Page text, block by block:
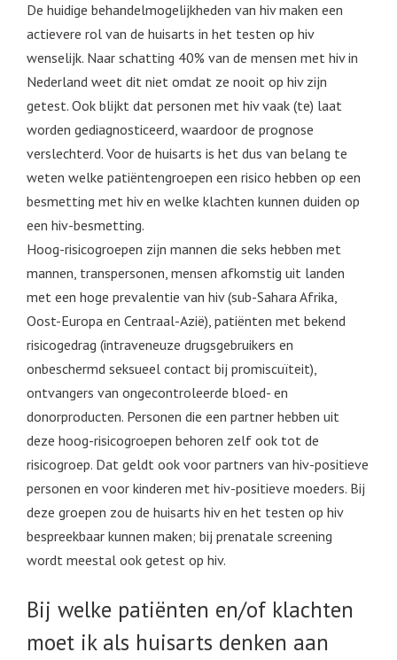
De huidige behandelmogelijkheden van hiv maken een
actievere rol van de huisarts in het testen op hiv
wenselijk. Naar schatting 40% van de mensen met hiv in
Nederland weet dit niet omdat ze nooit op hiv zijn
getest. Ook blijkt dat personen met hiv vaak (te) laat
worden gediagnosticeerd, waardoor de prognose
verslechterd. Voor de huisarts is het dus van belang te
weten welke patiëntengroepen een risico hebben op een
besmetting met hiv en welke klachten kunnen duiden op
een hiv-besmetting.
Hoog-risicogroepen zijn mannen die seks hebben met
mannen, transpersonen, mensen afkomstig uit landen
met een hoge prevalentie van hiv (sub-Sahara Afrika,
Oost-Europa en Centraal-Azië), patiënten met bekend
risicogedrag (intraveneuze drugsgebruikers en
onbeschermd seksueel contact bij promiscuïteit),
ontvangers van ongecontroleerde bloed- en
donorproducten. Personen die een partner hebben uit
deze hoog-risicogroepen behoren zelf ook tot de
risicogroep. Dat geldt ook voor partners van hiv-positieve
personen en voor kinderen met hiv-positieve moeders. Bij
deze groepen zou de huisarts hiv en het testen op hiv
bespreekbaar kunnen maken; bij prenatale screening
wordt meestal ook getest op hiv.
Bij welke patiënten en/of klachten
moet ik als huisarts denken aan